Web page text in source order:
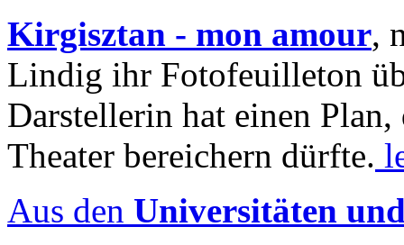
Kirgisztan - mon amour,
Lindig ihr Fotofeuilleton
Darstellerin hat einen Plan,
Theater bereichern dürfte.
Aus den Universitäten